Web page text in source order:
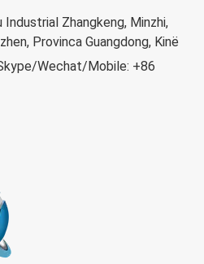
Industrial Zhangkeng, Minzhi,
Provinca Guangdong, Kinë
Wechat/Mobile: +86